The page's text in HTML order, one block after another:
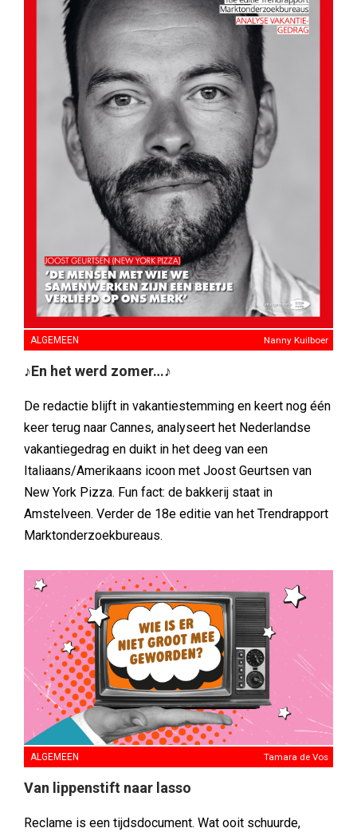
ALGEMEEN Nanny Kuilboer
♪En het werd zomer…♪
De redactie blijft in vakantiestemming en keert nog één
keer terug naar Cannes, analyseert het Nederlandse
vakantiegedrag en duikt in het deeg van een
Italiaans/Amerikaans icoon met Joost Geurtsen van
New York Pizza. Fun fact: de bakkerij staat in
Amstelveen. Verder de 18e editie van het Trendrapport
Marktonderzoekbureaus.
ALGEMEEN Tamara de Vos
Van lippenstift naar lasso
Reclame is een tijdsdocument. Wat ooit schuurde,